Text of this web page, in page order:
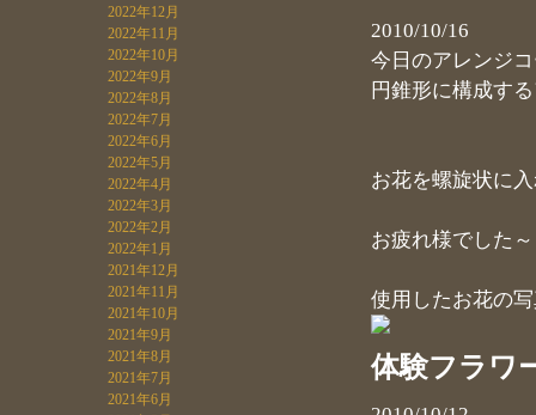
2010/10/16
今日のアレンジ
円錐形に構成す
お花を螺旋状に
お疲れ様でした～
使用したお花の
体験フラワ
2022年12月
2022年11月
2022年10月
2022年9月
2022年8月
2022年7月
2022年6月
2022年5月
2022年4月
2022年3月
2022年2月
2022年1月
2021年12月
2021年11月
2021年10月
2021年9月
2021年8月
2021年7月
2021年6月